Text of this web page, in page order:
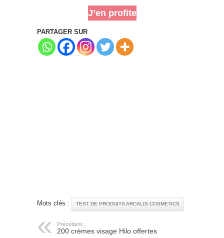
J’en profite
PARTAGER SUR
Mots clés : TEST DE PRODUITS ARCALIS COSMETICS
Précédent :
200 crèmes visage Hilo offertes